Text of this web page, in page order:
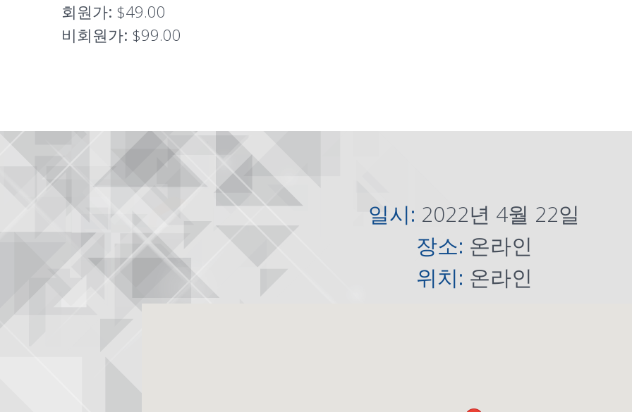
회원가: $49.00
비회원가: $99.00
일시: 2022년 4월 22일
장소: 온라인
위치: 온라인